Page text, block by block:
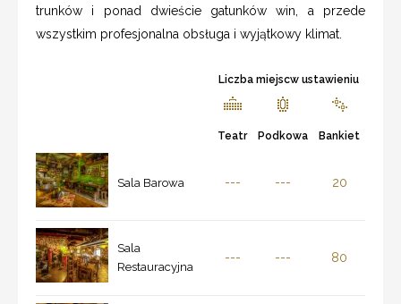
trunków i ponad dwieście gatunków win, a przede
wszystkim profesjonalna obsługa i wyjątkowy klimat.
Liczba miejscw ustawieniu
Teatr Podkowa Bankiet
Sala Barowa --- --- 20
Sala
Restauracyjna
--- --- 80